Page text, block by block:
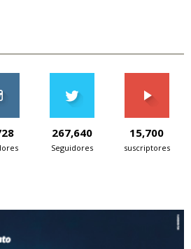
267,640
Seguidores
15,700
suscriptores